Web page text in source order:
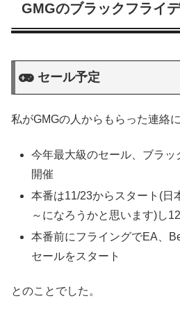
GMGのブラックフライ
セール予定
私がGMGの人からもらった連絡
今年最大級のセール、ブラ
開催
本番は11/23からスタート(日
～になろうかと思います)し
本番前にフライングでEA、
セールをスタート
とのことでした。